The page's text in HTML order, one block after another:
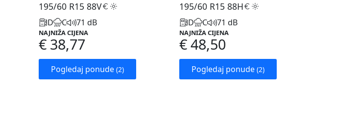
195/60 R15 88V
D C 71 dB
NAJNIŽA CIJENA
€ 38,77
Pogledaj ponude (2)
195/60 R15 88H
D C 71 dB
NAJNIŽA CIJENA
€ 48,50
Pogledaj ponude (2)